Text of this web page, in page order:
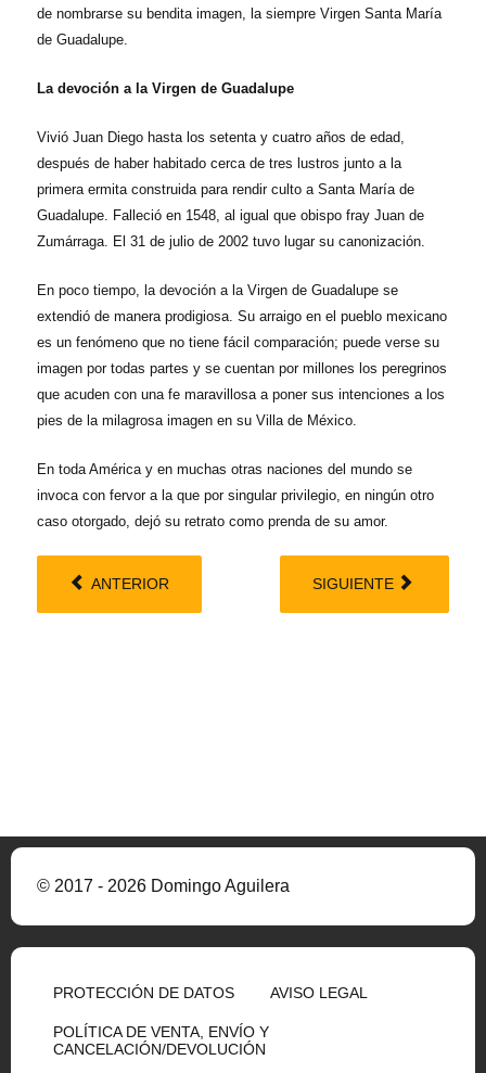
de nombrarse su bendita imagen, la siempre Virgen Santa María
de Guadalupe.
La devoción a la Virgen de Guadalupe
Vivió Juan Diego hasta los setenta y cuatro años de edad,
después de haber habitado cerca de tres lustros junto a la
primera ermita construida para rendir culto a Santa María de
Guadalupe. Falleció en 1548, al igual que obispo fray Juan de
Zumárraga. El 31 de julio de 2002 tuvo lugar su canonización.
En poco tiempo, la devoción a la Virgen de Guadalupe se
extendió de manera prodigiosa. Su arraigo en el pueblo mexicano
es un fenómeno que no tiene fácil comparación; puede verse su
imagen por todas partes y se cuentan por millones los peregrinos
que acuden con una fe maravillosa a poner sus intenciones a los
pies de la milagrosa imagen en su Villa de México.
En toda América y en muchas otras naciones del mundo se
invoca con fervor a la que por singular privilegio, en ningún otro
caso otorgado, dejó su retrato como prenda de su amor.
ANTERIOR SIGUIENTE
© 2017 - 2026 Domingo Aguilera
PROTECCIÓN DE DATOS AVISO LEGAL
POLÍTICA DE VENTA, ENVÍO Y
CANCELACIÓN/DEVOLUCIÓN